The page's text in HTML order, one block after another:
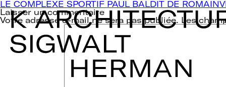
Navigation
de
l’article
LE COMPLEXE SPORTIF PAUL BALDIT DE
Laisser un commentaire
Votre adresse e-mail ne sera pas publiée. Les